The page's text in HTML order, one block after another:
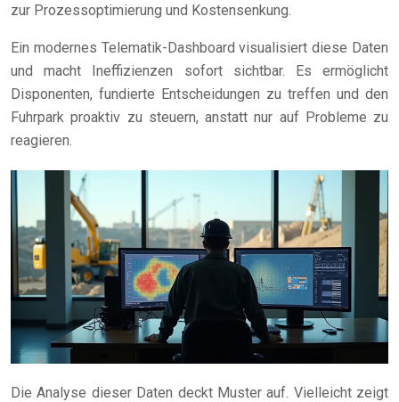
zur Prozessoptimierung und Kostensenkung.
Ein modernes Telematik-Dashboard visualisiert diese Daten
und macht Ineffizienzen sofort sichtbar. Es ermöglicht
Disponenten, fundierte Entscheidungen zu treffen und den
Fuhrpark proaktiv zu steuern, anstatt nur auf Probleme zu
reagieren.
Die Analyse dieser Daten deckt Muster auf. Vielleicht zeigt